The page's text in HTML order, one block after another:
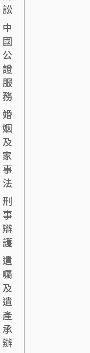
訟
中
國
公
證
服
務
婚
姻
及
家
事
法
刑
事
辯
護
遺
囑
及
遺
產
承
辦